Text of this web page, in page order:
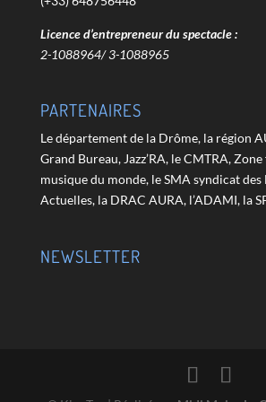
Licence d’entrepreneur du spectacle :
2-1088964/ 3-1088965
PARTENAIRES
Le département de la Drôme, la région
Grand Bureau, Jazz’RA, le CMTRA,
musique du monde, le SMA syndicat des
Actuelles, la DRAC AURA, l’ADAMI, la
NEWSLETTER